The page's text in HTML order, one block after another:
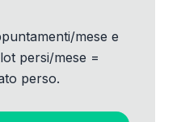
mese e
persi/mese =
perso.